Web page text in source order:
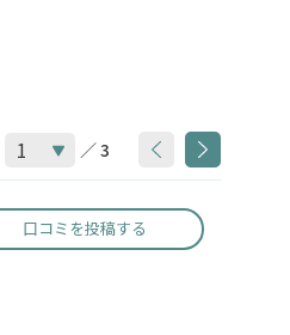
／ 3
口コミを投稿する